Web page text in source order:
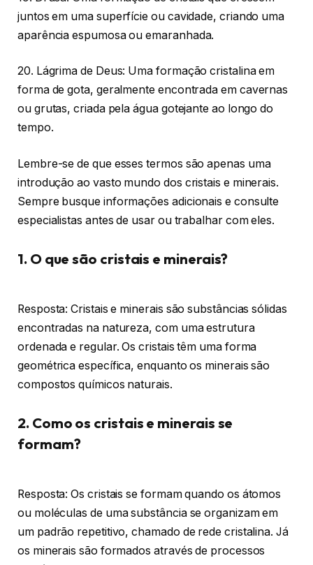
juntos em uma superfície ou cavidade, criando uma
aparência espumosa ou emaranhada.
20. Lágrima de Deus: Uma formação cristalina em
forma de gota, geralmente encontrada em cavernas
ou grutas, criada pela água gotejante ao longo do
tempo.
Lembre-se de que esses termos são apenas uma
introdução ao vasto mundo dos cristais e minerais.
Sempre busque informações adicionais e consulte
especialistas antes de usar ou trabalhar com eles.
1. O que são cristais e minerais?
Resposta: Cristais e minerais são substâncias sólidas
encontradas na natureza, com uma estrutura
ordenada e regular. Os cristais têm uma forma
geométrica específica, enquanto os minerais são
compostos químicos naturais.
2. Como os cristais e minerais se
formam?
Resposta: Os cristais se formam quando os átomos
ou moléculas de uma substância se organizam em
um padrão repetitivo, chamado de rede cristalina. Já
os minerais são formados através de processos